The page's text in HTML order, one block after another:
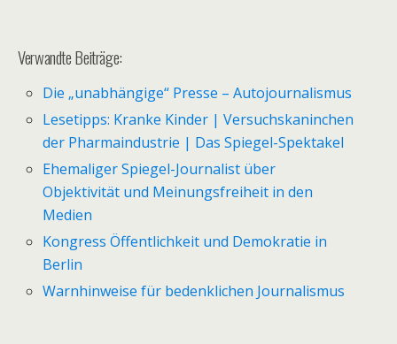
Verwandte Beiträge:
Die „unabhängige“ Presse – Autojournalismus
Lesetipps: Kranke Kinder | Versuchskaninchen
der Pharmaindustrie | Das Spiegel-Spektakel
Ehemaliger Spiegel-Journalist über
Objektivität und Meinungsfreiheit in den
Medien
Kongress Öffentlichkeit und Demokratie in
Berlin
Warnhinweise für bedenklichen Journalismus